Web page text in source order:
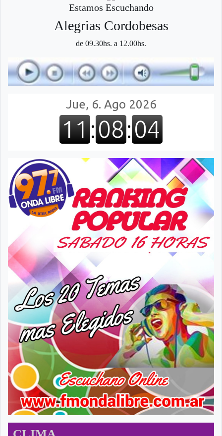
Estamos Escuchando
Alegri­as Cordobesas
de 09.30hs. a 12.00hs.